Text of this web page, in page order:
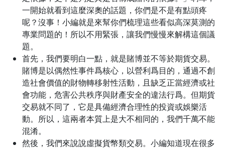
一開始就看到這麼深奧的話題，你們是不是有點頭疼
呢？沒事！小編就是來幫你們梳理這些看似高深莫測的
專業問題的！所以不用緊張，讓我們慢慢來解構這個議
題。
首先，我們要明白一點，就是賭博並不等於期貨交易。
賭博是以偶然性事件爲核心，以營利爲目的，通過不創
造社會價值的財物轉移射性活動，且缺乏正當經濟或社
會功能，危害公共秩序與財產安全的違法行爲。但期貨
交易就不同了，它是具備經濟合理性的投資或娛樂活
動。所以，這兩者本質上是大不相同的，我們千萬不能
混淆。
然後，我們來說說虛擬貨幣類交易。小編知道現在很多